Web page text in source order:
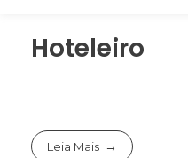
Hoteleiro
Leia Mais